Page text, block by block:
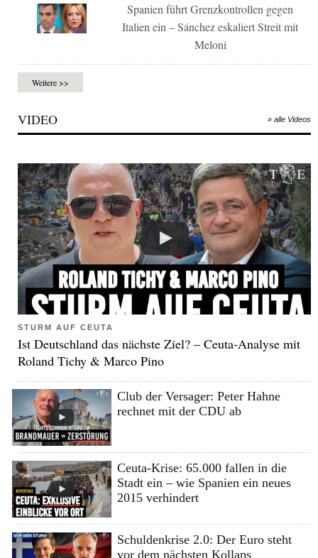
Spanien führt Grenzkontrollen gegen
Italien ein – Sánchez eskaliert Streit mit
Meloni
Weitere >>
VIDEO » alle Videos
STURM AUF CEUTA
Ist Deutschland das nächste Ziel? – Ceuta-Analyse mit
Roland Tichy & Marco Pino
Club der Versager: Peter Hahne
rechnet mit der CDU ab
Ceuta-Krise: 65.000 fallen in die
Stadt ein – wie Spanien ein neues
2015 verhindert
Schuldenkrise 2.0: Der Euro steht
vor dem nächsten Kollaps